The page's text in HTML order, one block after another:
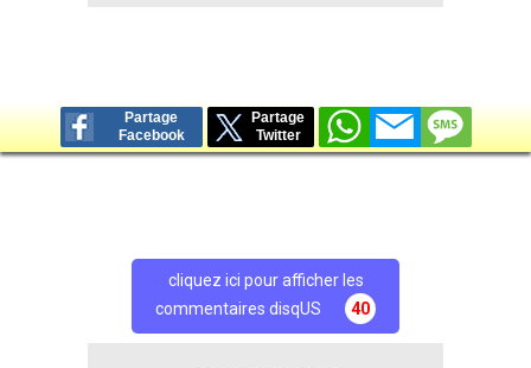
Partage
Facebook
Partage
Twitter
cliquez ici pour afficher les
commentaires disqUS
40